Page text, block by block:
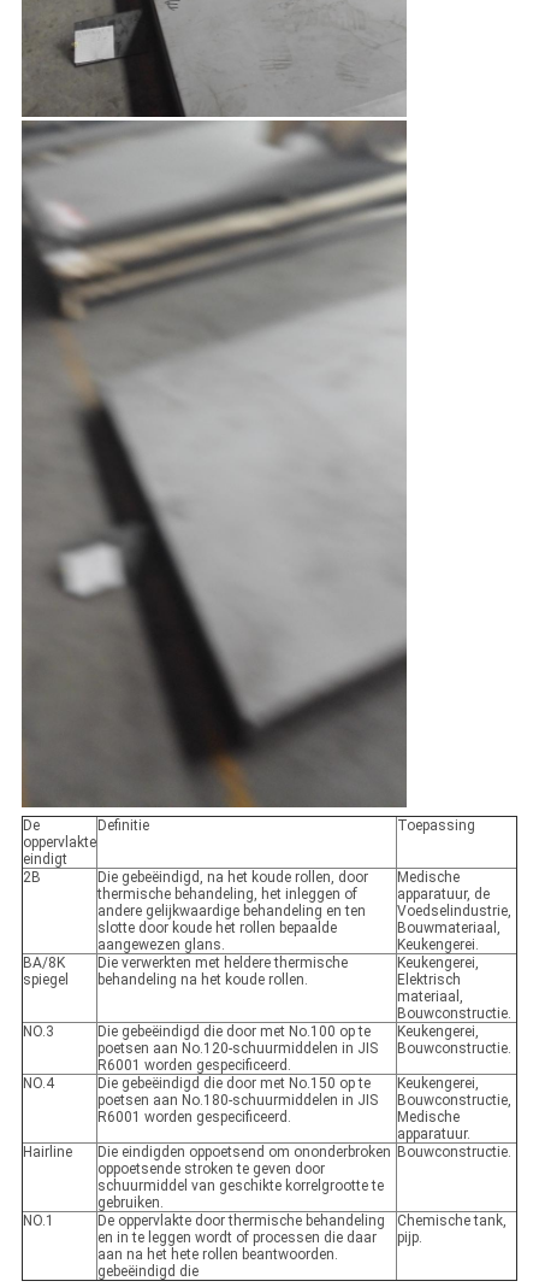
De
oppervlakte
eindigt
Definitie Toepassing
2B
Die gebeëindigd, na het koude rollen, door
thermische behandeling, het inleggen of
andere gelijkwaardige behandeling en ten
slotte door koude het rollen bepaalde
aangewezen glans.
Medische
apparatuur, de
Voedselindustrie,
Bouwmateriaal,
Keukengerei.
BA/8K
spiegel
Die verwerkten met heldere thermische
behandeling na het koude rollen.
Keukengerei,
Elektrisch
materiaal,
Bouwconstructie.
NO.3
Die gebeëindigd die door met No.100 op te
poetsen aan No.120-schuurmiddelen in JIS
R6001 worden gespecificeerd.
Keukengerei,
Bouwconstructie.
NO.4
Die gebeëindigd die door met No.150 op te
poetsen aan No.180-schuurmiddelen in JIS
R6001 worden gespecificeerd.
Keukengerei,
Bouwconstructie,
Medische
apparatuur.
Hairline
Die eindigden oppoetsend om ononderbroken
oppoetsende stroken te geven door
schuurmiddel van geschikte korrelgrootte te
gebruiken.
Bouwconstructie.
NO.1
De oppervlakte door thermische behandeling
en in te leggen wordt of processen die daar
aan na het hete rollen beantwoorden.
gebeëindigd die
Chemische tank,
pijp.